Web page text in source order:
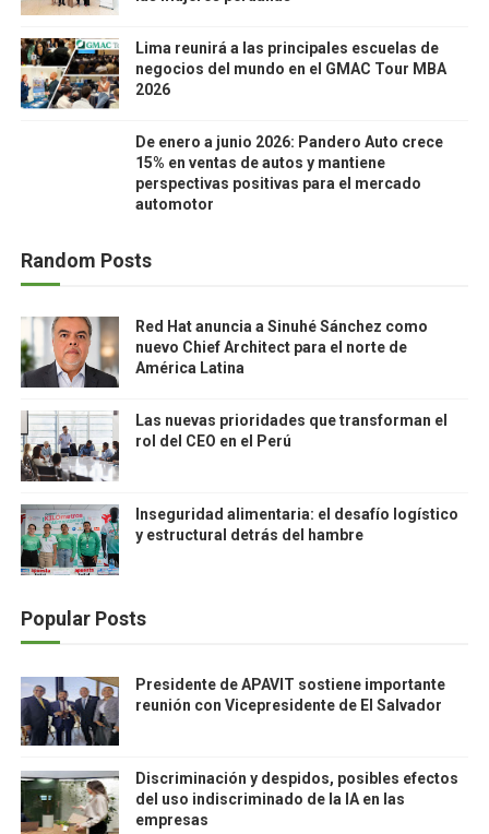
Lima reunirá a las principales escuelas de
negocios del mundo en el GMAC Tour MBA
2026
De enero a junio 2026: Pandero Auto crece
15% en ventas de autos y mantiene
perspectivas positivas para el mercado
automotor
Random Posts
Red Hat anuncia a Sinuhé Sánchez como
nuevo Chief Architect para el norte de
América Latina
Las nuevas prioridades que transforman el
rol del CEO en el Perú
Inseguridad alimentaria: el desafío logístico
y estructural detrás del hambre
Popular Posts
Presidente de APAVIT sostiene importante
reunión con Vicepresidente de El Salvador
Discriminación y despidos, posibles efectos
del uso indiscriminado de la IA en las
empresas